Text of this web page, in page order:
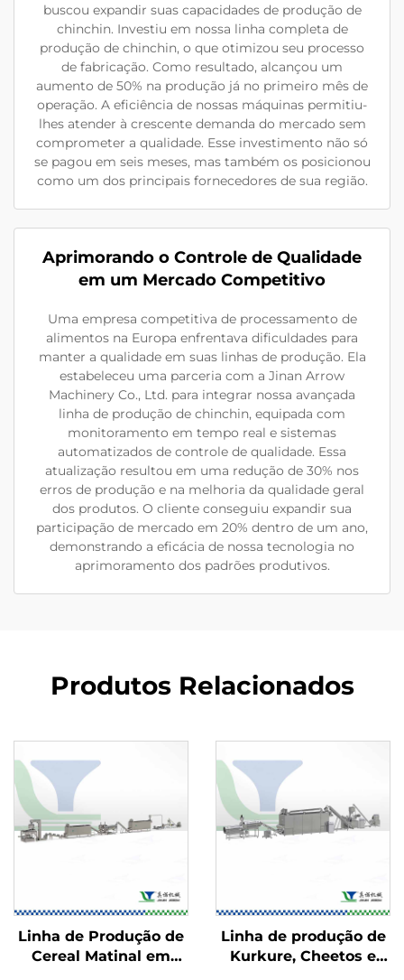
buscou expandir suas capacidades de produção de
chinchin. Investiu em nossa linha completa de
produção de chinchin, o que otimizou seu processo
de fabricação. Como resultado, alcançou um
aumento de 50% na produção já no primeiro mês de
operação. A eficiência de nossas máquinas permitiu-
lhes atender à crescente demanda do mercado sem
comprometer a qualidade. Esse investimento não só
se pagou em seis meses, mas também os posicionou
como um dos principais fornecedores de sua região.
Aprimorando o Controle de Qualidade
em um Mercado Competitivo
Uma empresa competitiva de processamento de
alimentos na Europa enfrentava dificuldades para
manter a qualidade em suas linhas de produção. Ela
estabeleceu uma parceria com a Jinan Arrow
Machinery Co., Ltd. para integrar nossa avançada
linha de produção de chinchin, equipada com
monitoramento em tempo real e sistemas
automatizados de controle de qualidade. Essa
atualização resultou em uma redução de 30% nos
erros de produção e na melhoria da qualidade geral
dos produtos. O cliente conseguiu expandir sua
participação de mercado em 20% dentro de um ano,
demonstrando a eficácia de nossa tecnologia no
aprimoramento dos padrões produtivos.
Produtos Relacionados
Linha de Produção de
Cereal Matinal em
Linha de produção de
Kurkure, Cheetos e